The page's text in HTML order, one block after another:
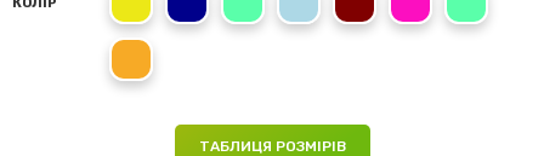
Brilliant Orange
ТАБЛИЦЯ РОЗМІРІВ